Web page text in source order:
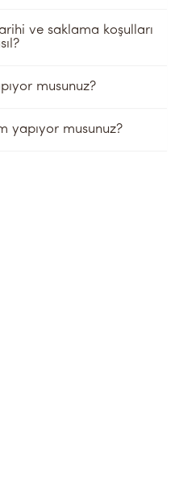
ve saklama koşulları
musunuz?
yapıyor musunuz?